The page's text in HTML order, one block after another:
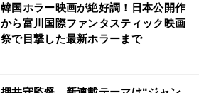
韓国ホラー映画が絶好調！日本公開作
から富川国際ファンタスティック映画
祭で目撃した最新ホラーまで